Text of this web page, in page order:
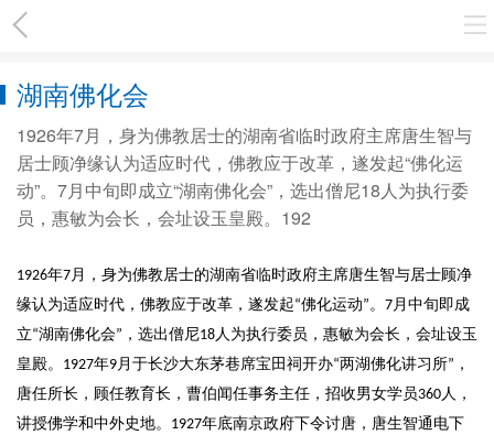
湖南佛化会
1926年7月，身为佛教居士的湖南省临时政府主席唐生智与
居士顾净缘认为适应时代，佛教应于改革，遂发起“佛化运
动”。7月中旬即成立“湖南佛化会”，选出僧尼18人为执行委
员，惠敏为会长，会址设玉皇殿。192
1926年7月，身为佛教居士的湖南省临时政府主席唐生智与居士顾净
缘认为适应时代，佛教应于改革，遂发起“佛化运动”。 7月中旬即成
立“湖南佛化会” ，选出僧尼18人为执行委员，惠敏为会长，会址设玉
皇殿。 1927年9月于长沙大东茅巷席宝田祠开办“两湖佛化讲习所” ，
唐任所长，顾任教育长，曹伯闻任事务主任，招收男女学员360人，
讲授佛学和中外史地。 1927年底南京政府下令讨唐，唐生智通电下